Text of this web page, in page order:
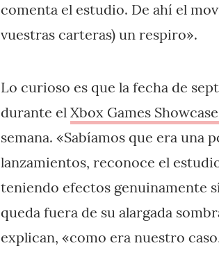
comenta el estudio. De ahí el
vuestras carteras) un respiro».
Lo curioso es que la fecha de
durante el Xbox Games
semana. «Sabíamos que era una
lanzamientos, reconoce el
teniendo efectos genuinamente
queda fuera de su alargada
explican, «como era nuestro